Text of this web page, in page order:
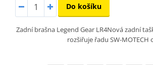
Do košíku
Zadní brašna Legend Gear LR4Nová zadní
rozšiřuje řadu SW-MOTECH